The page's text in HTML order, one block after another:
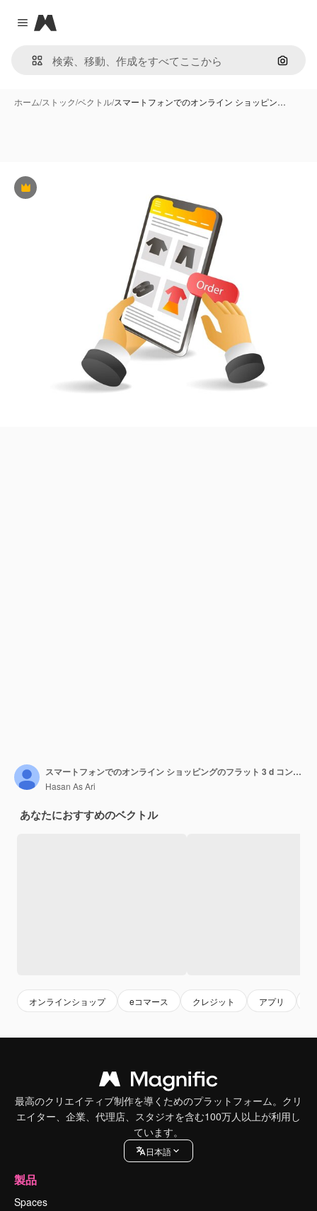
Close menu
Magnific
画像で
ホーム/ストック/ベクトル/スマートフォンでのオンライン ショッピン…
Premium
スマートフォンでのオンライン ショッピングのフラット 3 d コンセプト アイソメ図
Hasan As Ari
あなたにおすすめのベクトル
オンラインショップ eコマース クレジット アプリ
最高のクリエイティブ制作を導くためのプラットフォーム。クリ
エイター、企業、代理店、スタジオを含む100万人以上が利用し
ています。
日本語
製品
Spaces